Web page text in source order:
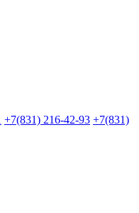
+7(831) 216-42-93 +7(831)